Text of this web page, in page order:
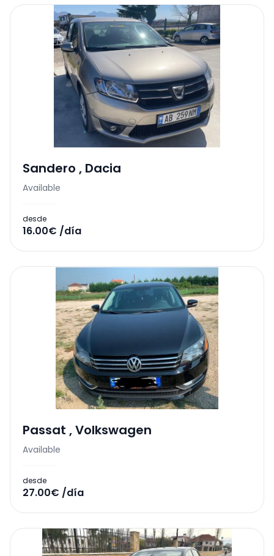
Sandero , Dacia
Available
desde
16.00€ /día
Passat ,Volkswagen
Available
desde
27.00€ /día